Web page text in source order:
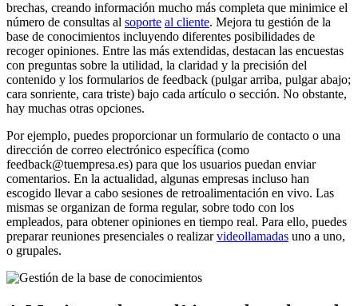
brechas, creando información mucho más completa que minimice el
número de consultas al soporte al cliente. Mejora tu gestión de la
base de conocimientos incluyendo diferentes posibilidades de
recoger opiniones. Entre las más extendidas, destacan las encuestas
con preguntas sobre la utilidad, la claridad y la precisión del
contenido y los formularios de feedback (pulgar arriba, pulgar abajo;
cara sonriente, cara triste) bajo cada artículo o sección. No obstante,
hay muchas otras opciones.
Por ejemplo, puedes proporcionar un formulario de contacto o una
dirección de correo electrónico específica (como
feedback@tuempresa.es) para que los usuarios puedan enviar
comentarios. En la actualidad, algunas empresas incluso han
escogido llevar a cabo sesiones de retroalimentación en vivo. Las
mismas se organizan de forma regular, sobre todo con los
empleados, para obtener opiniones en tiempo real. Para ello, puedes
preparar reuniones presenciales o realizarvideollamadas uno a uno,
o grupales.